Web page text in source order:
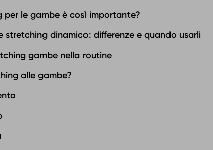
per le gambe è così importante?
stretching dinamico: differenze e quando usarli
gambe nella routine
alle gambe?